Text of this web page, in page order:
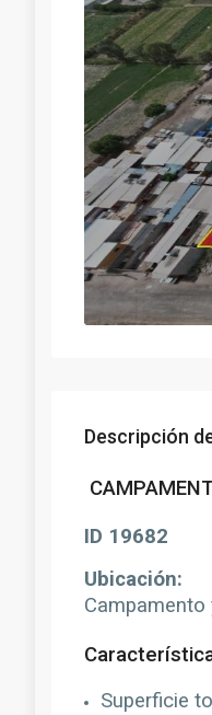
Descripción
ID 19682
Ubicación:
Superficie